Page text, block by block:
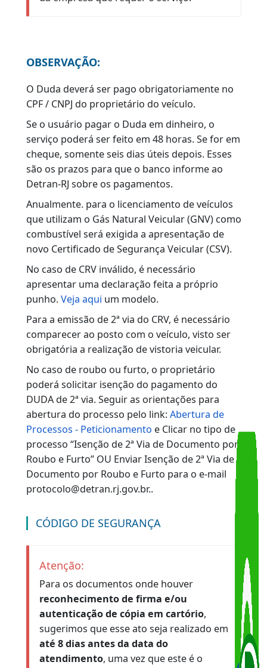
O documento será emitido e entregue no
Observação:
Em todos os casos, a documentação
somente será entregue ao representante
que solicitou o serviço.
TAXA DE SERVIÇO
Duda cod 003-5 R$ 209,78 Emita o boleto no site do Banco Bradesco
Atenção:
A prestação de qualquer serviço somente
será realizada após confirmação
eletrônica do recolhimento do valor
correspondente à respectiva taxa,
devendo ser apresentado o comprovante
de pagamento no CPF do proprietário,
comprador ou arrendatário ou no CNPJ
da empresa que requer o serviço.
O Duda deverá ser pago obrigatoriamente no
CPF / CNPJ do proprietário do veículo.
Se o usuário pagar o Duda em dinheiro, o
serviço poderá ser feito em 48 horas. Se for em
cheque, somente seis dias úteis depois. Esses
são os prazos para que o banco informe ao
Detran-RJ sobre os pagamentos.
Anualmente. para o licenciamento de veículos